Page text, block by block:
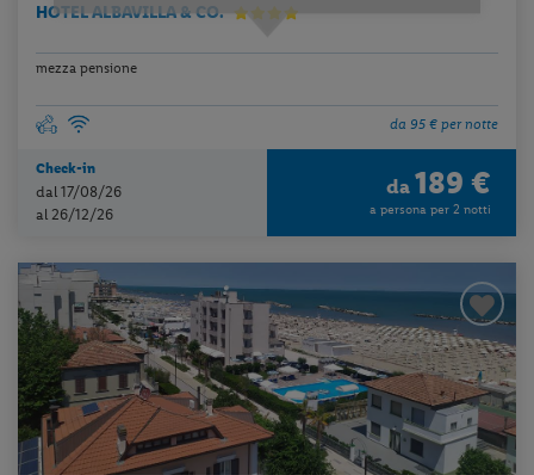
HOTEL ALBAVILLA & CO.
mezza pensione
da 95 € per notte
Check-in
dal 17/08/26
al 26/12/26
da 189 €
a persona per 2 notti